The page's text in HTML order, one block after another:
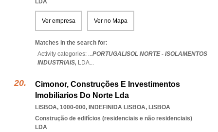
LDA
Ver empresa Ver no Mapa
Matches in the search for:
Activity categories: ...PORTUGALISOL NORTE - ISOLAMENTOS
INDUSTRIAIS, LDA...
Cimonor, Construções E Investimentos
Imobiliarios Do Norte Lda
LISBOA, 1000-000, INDEFINIDA LISBOA, LISBOA
Construção de edifícios (residenciais e não residenciais)
LDA